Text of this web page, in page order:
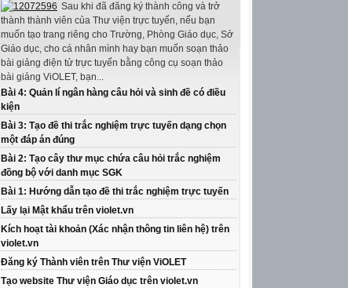
Sau khi đã đăng ký thành công và trở
thành thành viên của Thư viện trực tuyến, nếu bạn
muốn tạo trang riêng cho Trường, Phòng Giáo dục, Sở
Giáo dục, cho cá nhân mình hay bạn muốn soạn thảo
bài giảng điện tử trực tuyến bằng công cụ soạn thảo
bài giảng ViOLET, bạn...
Bài 4: Quản lí ngân hàng câu hỏi và sinh đề có điều
kiện
Bài 3: Tạo đề thi trắc nghiệm trực tuyến dạng chọn
một đáp án đúng
Bài 2: Tạo cây thư mục chứa câu hỏi trắc nghiệm
đồng bộ với danh mục SGK
Bài 1: Hướng dẫn tạo đề thi trắc nghiệm trực tuyến
Lấy lại Mật khẩu trên violet.vn
Kích hoạt tài khoản (Xác nhận thông tin liên hệ) trên
violet.vn
Đăng ký Thành viên trên Thư viện ViOLET
Tạo website Thư viện Giáo dục trên violet.vn